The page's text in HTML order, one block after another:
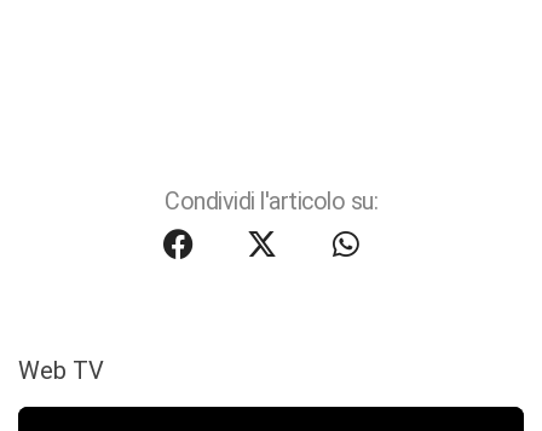
Condividi l'articolo su:
Web TV